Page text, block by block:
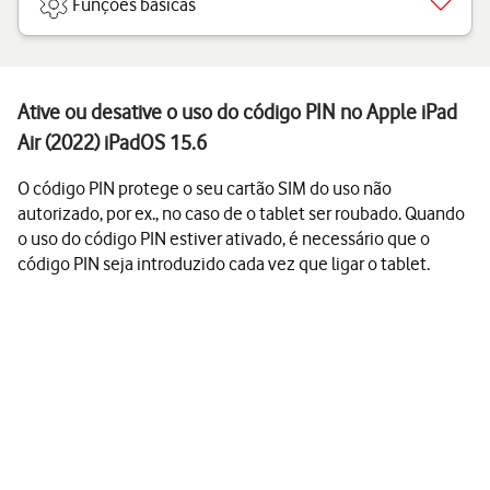
Funções básicas
Ative ou desative o uso do código PIN no Apple iPad
Air (2022) iPadOS 15.6
O código PIN protege o seu cartão SIM do uso não
autorizado, por ex., no caso de o tablet ser roubado. Quando
o uso do código PIN estiver ativado, é necessário que o
código PIN seja introduzido cada vez que ligar o tablet.